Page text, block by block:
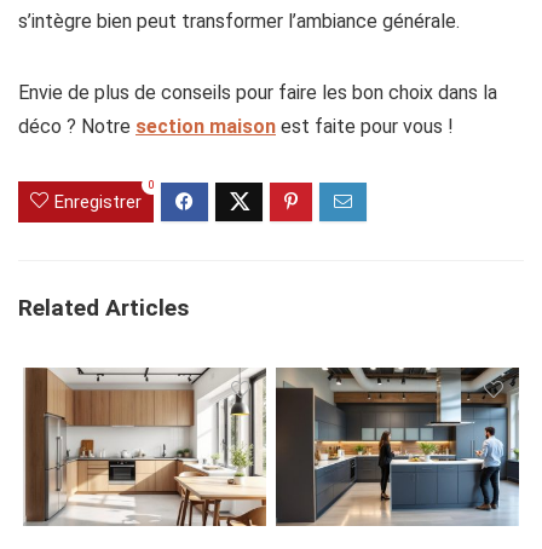
s’intègre bien peut transformer l’ambiance générale.
Envie de plus de conseils pour faire les bon choix dans la
déco ? Notre section maison est faite pour vous !
Enregistrer
0
Related Articles